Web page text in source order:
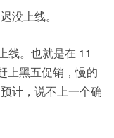
没上线。
线。也就是在 11
上黑五促销，慢的
计，说不上一个确